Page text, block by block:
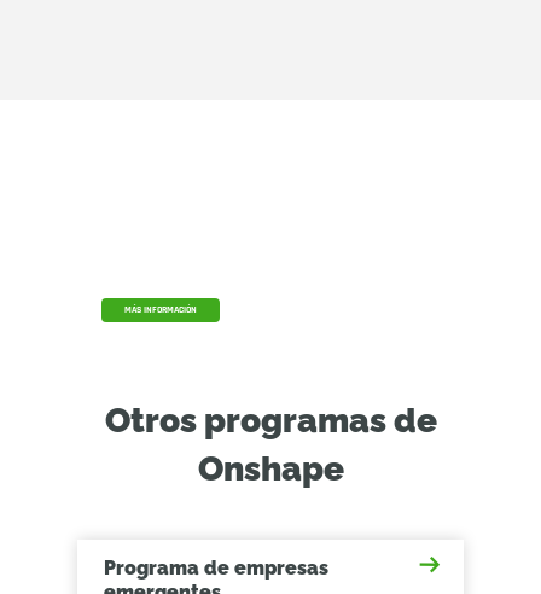
MÁS INFORMACIÓN
Otros programas de
Onshape
Programa de empresas